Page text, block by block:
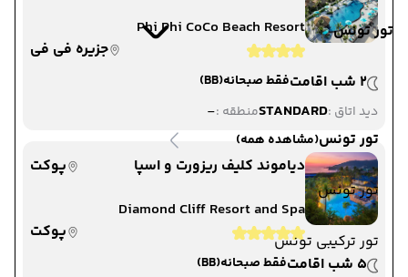
تور تونس
تور تونس(مشاهده همه)
تور تونس
تور ترکیبی تونس
Phi Phi CoCo Beach Resort
جزیره فی فی
2 شب اقامت
فقط صبحانه(BB)
دید اتاق :STANDARDمنطقه :-
دیاموند کلیف ریزورت و اسپا
پوکت
Diamond Cliff Resort and Spa
پوکت
5 شب اقامت
فقط صبحانه(BB)